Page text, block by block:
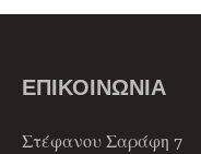
ΕΠΙΚΟΙΝΩΝΙΑ
Στέφανου Σαράφη 7